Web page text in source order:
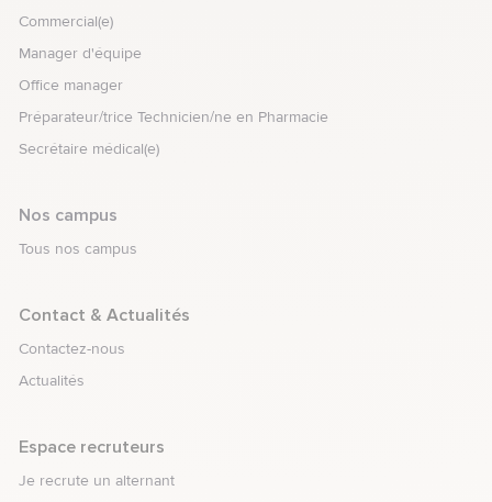
Commercial(e)
Manager d'équipe
Office manager
Préparateur/trice Technicien/ne en Pharmacie
Secrétaire médical(e)
Nos campus
Tous nos campus
element.menu.open_menu
Contact & Actualités
Contactez-nous
Actualités
element.menu.open_menu
Espace recruteurs
Je recrute un alternant